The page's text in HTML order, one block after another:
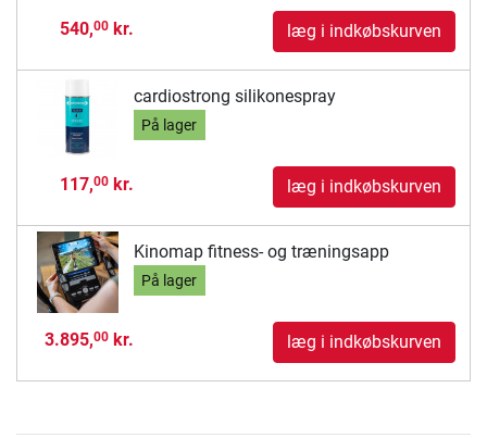
540,00kr. læg i indkøbskurven
cardiostrong silikonespray
På lager
117,00kr. læg i indkøbskurven
Kinomap fitness- og træningsapp
På lager
3.895,00kr. læg i indkøbskurven